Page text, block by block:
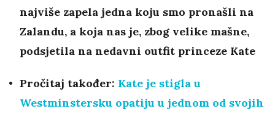
najviše zapela jedna koju smo pronašli na
Zalandu, a koja nas je, zbog velike mašne,
podsjetila na nedavni outfit princeze Kate
Pročitaj također: Kate je stigla u
Westminstersku opatiju u jednom od svojih